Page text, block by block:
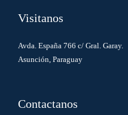
Visitanos
Avda. España 766 c/ Gral. Garay.
Asunción, Paraguay
Contactanos